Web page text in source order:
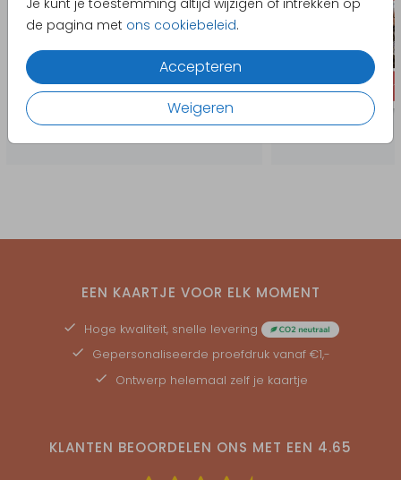
de pagina met ons cookiebeleid.
Accepteren
Weigeren
EEN KAARTJE VOOR ELK MOMENT
Hoge kwaliteit, snelle levering
Gepersonaliseerde proefdruk vanaf €1,-
Ontwerp helemaal zelf je kaartje
KLANTEN BEOORDELEN ONS MET EEN 4.65